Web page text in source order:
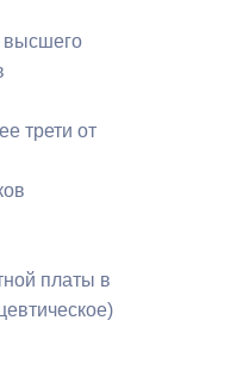
высшего
трети от
платы в